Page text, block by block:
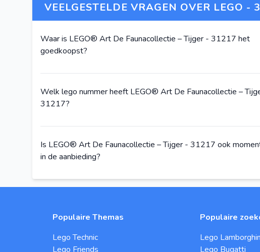
VEELGESTELDE VRAGEN OVER LEGO -
Waar is LEGO® Art De Faunacollectie – Tijger - 31217 het
goedkoopst?
Welk lego nummer heeft LEGO® Art De Faunacollectie –
31217?
Is LEGO® Art De Faunacollectie – Tijger - 31217 ook
in de aanbieding?
Populaire Themas
Lego Technic
Lego Friends
Populaire
Lego
Lego Bugatti